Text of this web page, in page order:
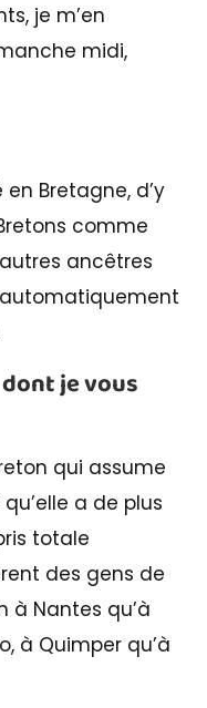
je m’en
midi,
Bretagne, d’y
comme
ancêtres
dont je vous
qui assume
a de plus
totale
des gens de
à Nantes qu’à
à Quimper qu’à